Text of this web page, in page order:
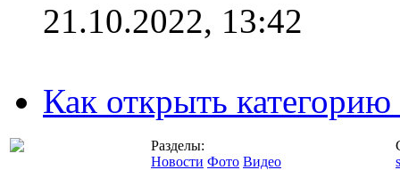
21.10.2022, 13:42
Как открыть
Разделы:
Новости Фото Видео